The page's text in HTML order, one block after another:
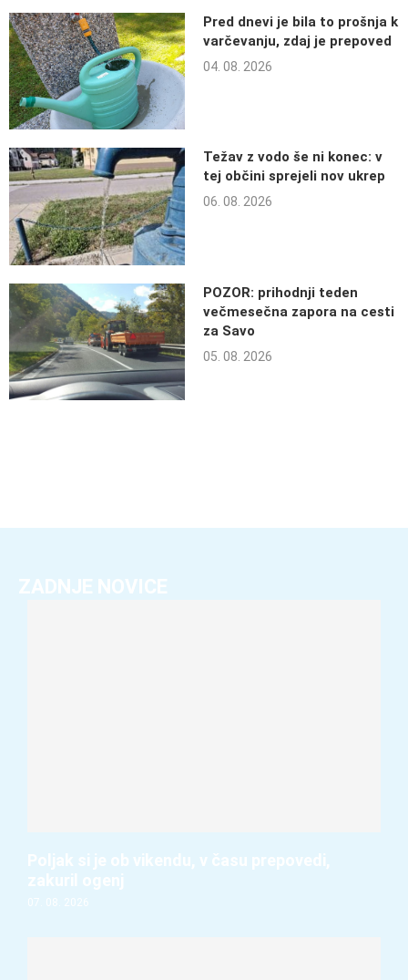
Pred dnevi je bila to prošnja k
varčevanju, zdaj je prepoved
04. 08. 2026
Težav z vodo še ni konec: v
tej občini sprejeli nov ukrep
06. 08. 2026
POZOR: prihodnji teden
večmesečna zapora na cesti
za Savo
05. 08. 2026
ZADNJE NOVICE
Poljak si je ob vikendu, v času prepovedi,
zakuril ogenj
07. 08. 2026